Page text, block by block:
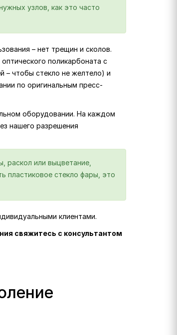
узлов, как это часто
– нет трещин и сколов.
поликарбоната с
– чтобы стекло не желтело) и
по оригинальным пресс-
оборудовании. На каждом
нашего разрешения
раскол или выцветание,
пластиковое стекло фары, это
клиентами.
свяжитесь с консультантом